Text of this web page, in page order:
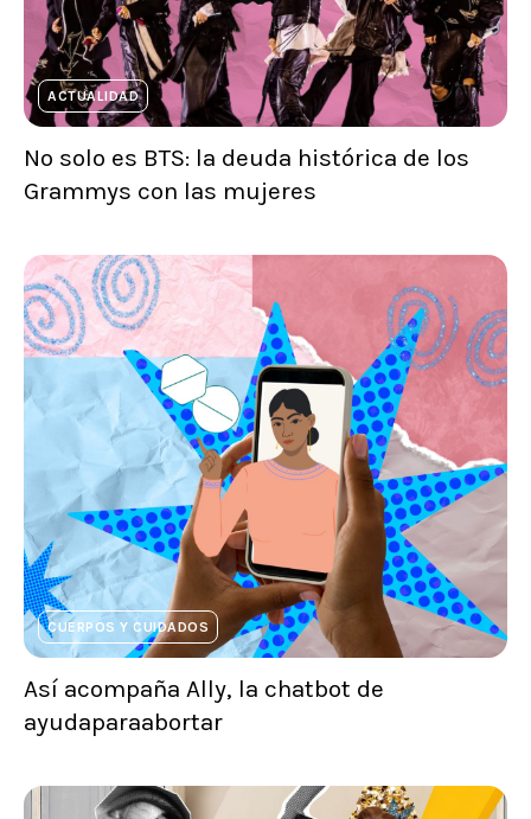
ACTUALIDAD
No solo es BTS: la deuda histórica de los
Grammys con las mujeres
CUERPOS Y CUIDADOS
Así acompaña Ally, la chatbot de
ayudaparaabortar